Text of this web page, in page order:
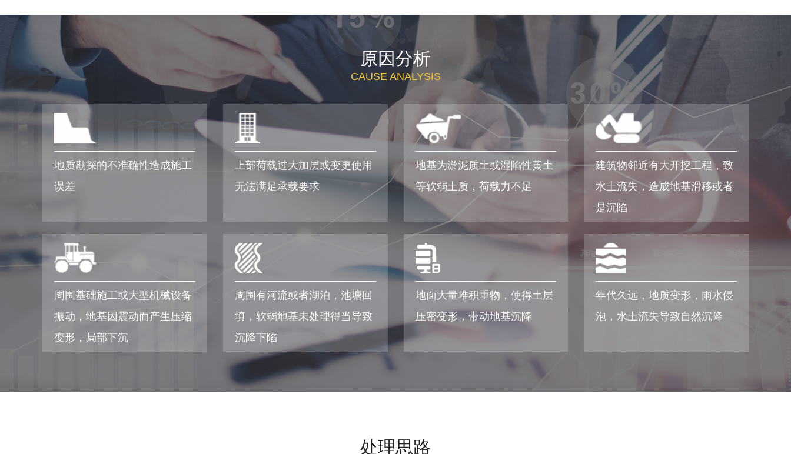
原因分析
CAUSE ANALYSIS
地质勘探的不准确性造成施工
误差
上部荷载过大加层或变更使用
无法满足承载要求
地基为淤泥质土或湿陷性黄土
等软弱土质，荷载力不足
建筑物邻近有大开挖工程，致
水土流失，造成地基滑移或者
是沉陷
周围基础施工或大型机械设备
振动，地基因震动而产生压缩
变形，局部下沉
周围有河流或者湖泊，池塘回
填，软弱地基未处理得当导致
沉降下陷
地面大量堆积重物，使得土层
压密变形，带动地基沉降
年代久远，地质变形，雨水侵
泡，水土流失导致自然沉降
处理思路